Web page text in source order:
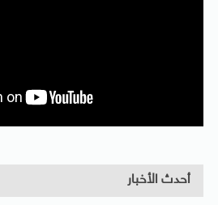
أحدث الأخبار